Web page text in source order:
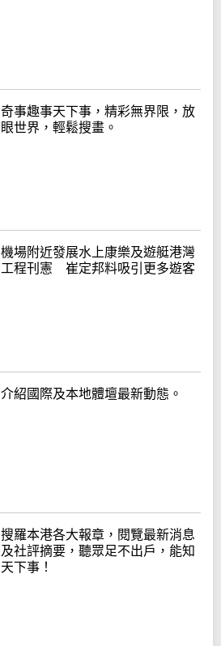
奇事趣事天下事，精彩無界限，放
眼世界，輕鬆搜畫。
機場附近發展水上康樂及遊艇港灣
工程刊憲 崔定邦料吸引更多遊客
介紹國際及本地體壇最新動態。
搜羅本港各大報章，閱覽最新消息
及社評摘要，聽眾足不出戶，能知
天下事！